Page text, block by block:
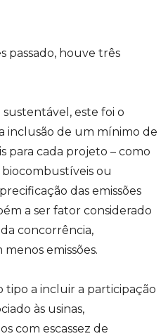
passado, houve três
este foi o
inclusão de um mínimo de
para cada projeto – como
ou
das emissões
a ser fator considerado
concorrência,
emissões.
tipo a incluir a participação
às usinas,
com escassez de